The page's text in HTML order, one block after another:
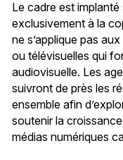
Le cadre est implanté
exclusivement à la
ne s’applique pas
ou télévisuelles qui
audiovisuelle. Les
suivront de près les
ensemble afin
soutenir la
médias numériques